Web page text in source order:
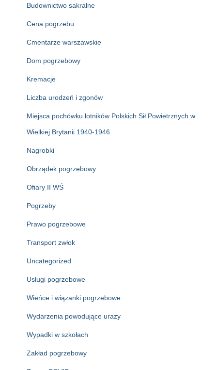
Budownictwo sakralne
Cena pogrzebu
Cmentarze warszawskie
Dom pogrzebowy
Kremacje
Liczba urodzeń i zgonów
Miejsca pochówku lotników Polskich Sił Powietrznych w
Wielkiej Brytanii 1940-1946
Nagrobki
Obrządek pogrzebowy
Ofiary II WŚ
Pogrzeby
Prawo pogrzebowe
Transport zwłok
Uncategorized
Usługi pogrzebowe
Wieńce i wiązanki pogrzebowe
Wydarzenia powodujące urazy
Wypadki w szkołach
Zakład pogrzebowy